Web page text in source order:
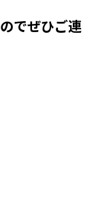
のでぜひご連